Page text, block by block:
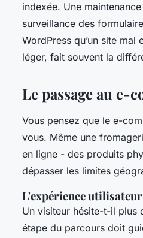
indexée. Une
surveillance des
WordPress qu’un site
léger, fait souvent la
Le passage au e-
Vous pensez que le e-
vous. Même une
en ligne - des produits
dépasser les limites
L'expérience utilisateur
Un visiteur hésite-t-il plus
étape du parcours doit